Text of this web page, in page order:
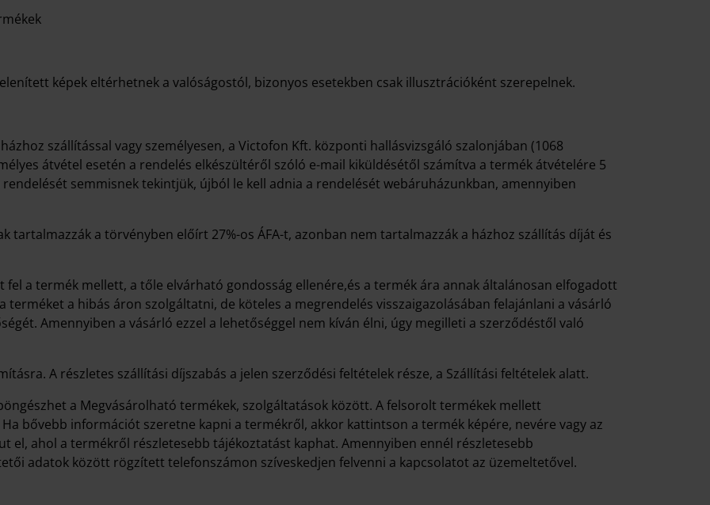
képek eltérhetnek a valóságostól, bizonyos esetekben csak illusztrációként szerepelnek.
szállítással vagy személyesen, a Victofon Kft. központi hallásvizsgáló szalonjában (1068
átvétel esetén a rendelés elkészültéről szóló e-mail kiküldésétől számítva a termék átvételére 5
semmisnek tekintjük, újból le kell adnia a rendelését webáruházunkban, amennyiben
tartalmazzák a törvényben előírt 27%-os ÁFA-t, azonban nem tartalmazzák a házhoz szállítás díját és
a termék mellett, a tőle elvárható gondosság ellenére,és a termék ára annak általánosan elfogadott
a hibás áron szolgáltatni, de köteles a megrendelés visszaigazolásában felajánlani a vásárló
Amennyiben a vásárló ezzel a lehetőséggel nem kíván élni, úgy megilleti a szerződéstől való
A részletes szállítási díjszabás a jelen szerződési feltételek része, a Szállítási feltételek alatt.
a Megvásárolható termékek, szolgáltatások között. A felsorolt termékek mellett
bővebb információt szeretne kapni a termékről, akkor kattintson a termék képére, nevére vagy az
el, ahol a termékről részletesebb tájékoztatást kaphat. Amennyiben ennél részletesebb
adatok között rögzített telefonszámon szíveskedjen felvenni a kapcsolatot az üzemeltetővel.